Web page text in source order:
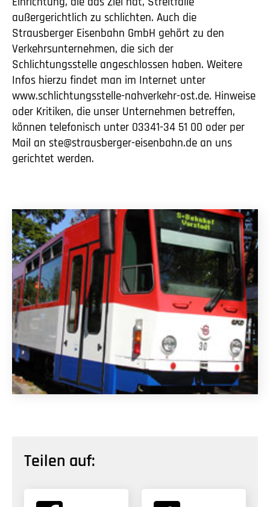
außergerichtlich zu schlichten. Auch die
Strausberger Eisenbahn GmbH gehört zu den
Verkehrsunternehmen, die sich der
Schlichtungsstelle angeschlossen haben. Weitere
Infos hierzu findet man im Internet unter
www.schlichtungsstelle-nahverkehr-ost.de. Hinweise
oder Kritiken, die unser Unternehmen betreffen,
können telefonisch unter 03341-34 51 00 oder per
Mail an ste@strausberger-eisenbahn.de an uns
gerichtet werden.
Teilen auf: